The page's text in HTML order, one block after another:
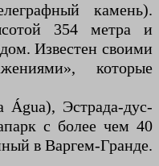
камень).
354 метра и
Известен своими
которые
Эстрада-дус-
с более чем 40
в Варгем-Гранде.